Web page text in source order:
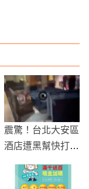
震驚！台北大安區
酒店遭黑幫快打部
驚慌逃竄